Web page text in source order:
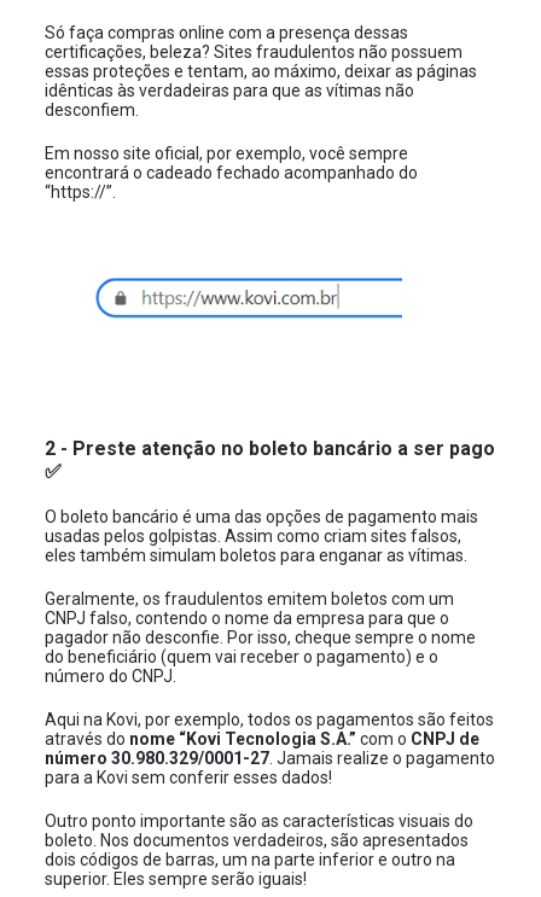
Só faça compras online com a presença dessas
certificações, beleza? Sites fraudulentos não possuem
essas proteções e tentam, ao máximo, deixar as páginas
idênticas às verdadeiras para que as vítimas não
desconfiem.
Em nosso site oficial, por exemplo, você sempre
encontrará o cadeado fechado acompanhado do
“https://”.
2 - Preste atenção no boleto bancário a ser pago
✅
O boleto bancário é uma das opções de pagamento mais
usadas pelos golpistas. Assim como criam sites falsos,
eles também simulam boletos para enganar as vítimas.
Geralmente, os fraudulentos emitem boletos com um
CNPJ falso, contendo o nome da empresa para que o
pagador não desconfie. Por isso, cheque sempre o nome
do beneficiário (quem vai receber o pagamento) e o
número do CNPJ.
Aqui na Kovi, por exemplo, todos os pagamentos são feitos
através do nome “Kovi Tecnologia S.A.”com o CNPJ de
número 30.980.329/0001-27 . Jamais realize o pagamento
para a Kovi sem conferir esses dados!
Outro ponto importante são as características visuais do
boleto. Nos documentos verdadeiros, são apresentados
dois códigos de barras, um na parte inferior e outro na
superior. Eles sempre serão iguais!